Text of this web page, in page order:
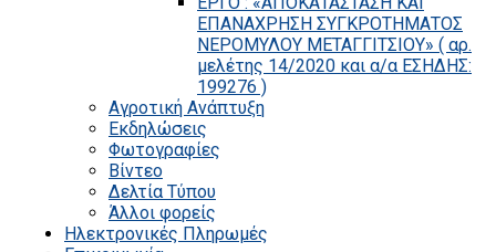
ΕΠΑΝΑΧΡΗΣΗ ΣΥΓΚΡΟΤΗΜΑΤΟΣ
ΝΕΡΟΜΥΛΟΥ ΜΕΤΑΓΓΙΤΣΙΟΥ» ( αρ.
μελέτης 14/2020 και α/α ΕΣΗΔΗΣ:
199276 )
Αγροτική Ανάπτυξη
Εκδηλώσεις
Φωτογραφίες
Βίντεο
Δελτία Τύπου
Άλλοι φορείς
Ηλεκτρονικές Πληρωμές